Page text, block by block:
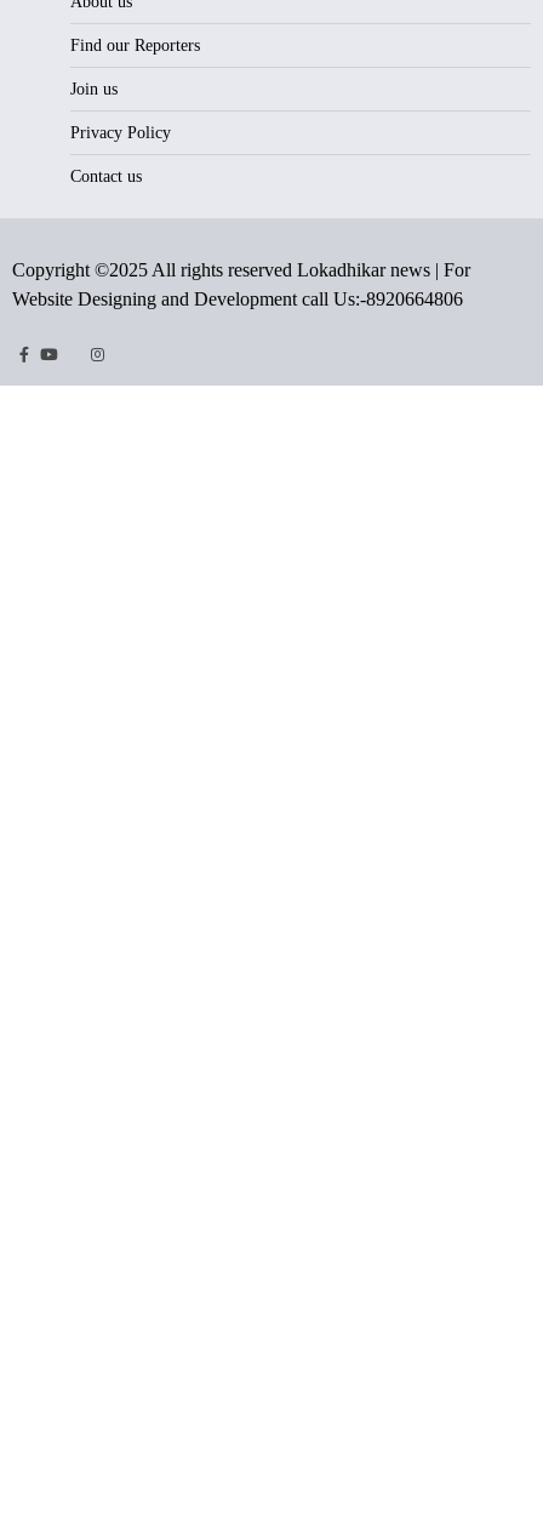
Find our Reporters
Join us
Privacy Policy
Contact us
Copyright ©2025 All rights reserved Lokadhikar news | For
Website Designing and Development call Us:-8920664806
Facebook
Youtube
TwitterInstragram